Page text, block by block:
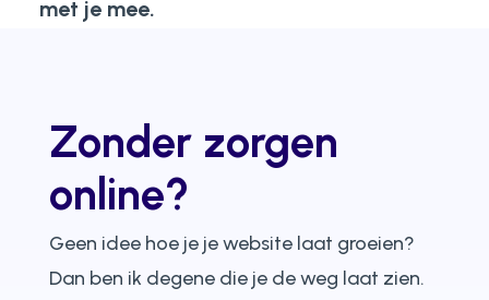
met je mee.
Zonder zorgen
online?
Geen idee hoe je je website laat groeien?
Dan ben ik degene die je de weg laat zien.